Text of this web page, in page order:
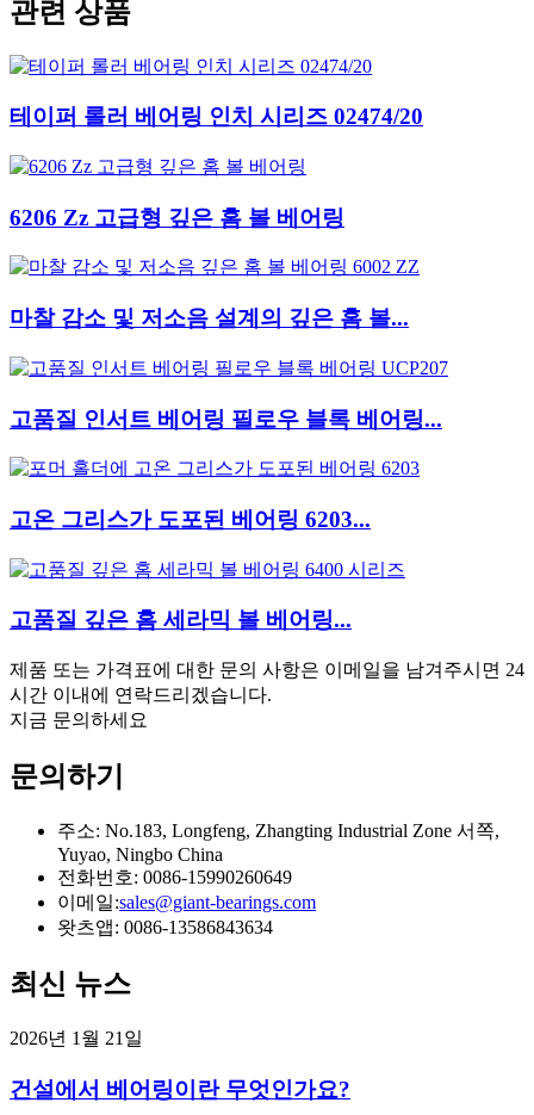
관련 상품
테이퍼 롤러 베어링 인치 시리즈 02474/20
6206 Zz 고급형 깊은 홈 볼 베어링
마찰 감소 및 저소음 설계의 깊은 홈 볼...
고품질 인서트 베어링 필로우 블록 베어링...
고온 그리스가 도포된 베어링 6203...
고품질 깊은 홈 세라믹 볼 베어링...
제품 또는 가격표에 대한 문의 사항은 이메일을 남겨주시면 24
시간 이내에 연락드리겠습니다.
지금 문의하세요
문의하기
주소: No.183, Longfeng, Zhangting Industrial Zone 서쪽,
Yuyao, Ningbo China
전화번호: 0086-15990260649
이메일:sales@giant-bearings.com
왓츠앱: 0086-13586843634
최신 뉴스
2026년 1월 21일
건설에서 베어링이란 무엇인가요?